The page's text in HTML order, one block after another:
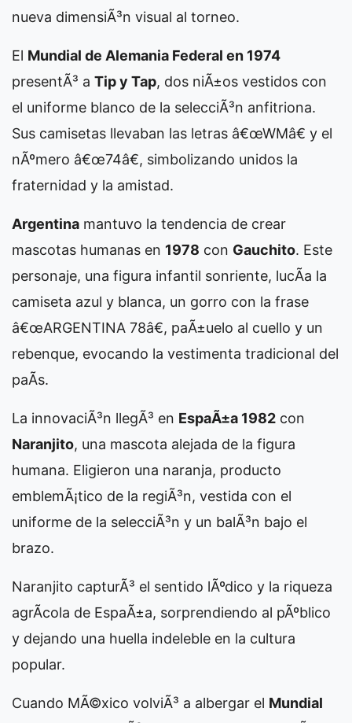
nueva dimensiÃ³n visual al torneo.
El Mundial de Alemania Federal en 1974
presentÃ³ a Tip y Tap, dos niÃ±os vestidos con
el uniforme blanco de la selecciÃ³n anfitriona.
Sus camisetas llevaban las letras â€œWMâ€ y el
nÃºmero â€œ74â€, simbolizando unidos la
fraternidad y la amistad.
Argentina mantuvo la tendencia de crear
mascotas humanas en 1978 con Gauchito. Este
personaje, una figura infantil sonriente, lucÃ­a la
camiseta azul y blanca, un gorro con la frase
â€œARGENTINA 78â€, paÃ±uelo al cuello y un
rebenque, evocando la vestimenta tradicional del
paÃ­s.
La innovaciÃ³n llegÃ³ en EspaÃ±a 1982 con
Naranjito, una mascota alejada de la figura
humana. Eligieron una naranja, producto
emblemÃ¡tico de la regiÃ³n, vestida con el
uniforme de la selecciÃ³n y un balÃ³n bajo el
brazo.
Naranjito capturÃ³ el sentido lÃºdico y la riqueza
agrÃ­cola de EspaÃ±a, sorprendiendo al pÃºblico
y dejando una huella indeleble en la cultura
popular.
Cuando MÃ©xico volviÃ³ a albergar el Mundial